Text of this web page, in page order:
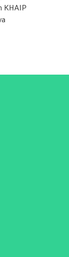
KHAIP